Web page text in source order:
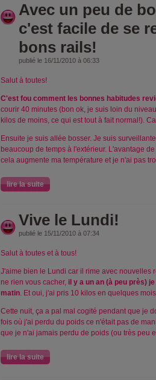
Avec un peu de
c'est facile de se
bons rails!
publié le 16/11/2010 à 06:33
Salut à toutes!
C'est fou comment les bonnes habitudes
courir 40 minutes (bon ok, je suis loin du
kilos de moins, ce qui est tout à fait normal!).
Ensuite je suis allée bosser. Je suis
beaucoup de temps à l'extérieur. L'avantage
cela augmente ma température et je n'ai pas
lire la suite
Vive le Lundi!
publié le 15/11/2010 à 07:34
Salut à toutes et à tous!
J'aime bien le Lundi car il rime avec nouvelles
ne rien vous cacher, il y a un an (à peu près)
matin. Et oui, j'ai pris 10 kilos en quelques
Cette nuit, ça a pal mal cogité pendant que je
fois où j'ai perdu du poids ce n'était pas de
que je n'ai jamais perdu de poids (ou très peu
lire la suite